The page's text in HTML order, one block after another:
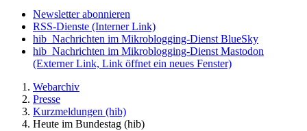
Newsletter abonnieren
RSS-Dienste (Interner Link)
hib_Nachrichten im Mikroblogging-Dienst BlueSky
hib_Nachrichten im Mikroblogging-Dienst Mastodon
(Externer Link, Link öffnet ein neues Fenster)
Webarchiv
Presse
Kurzmeldungen (hib)
Heute im Bundestag (hib)